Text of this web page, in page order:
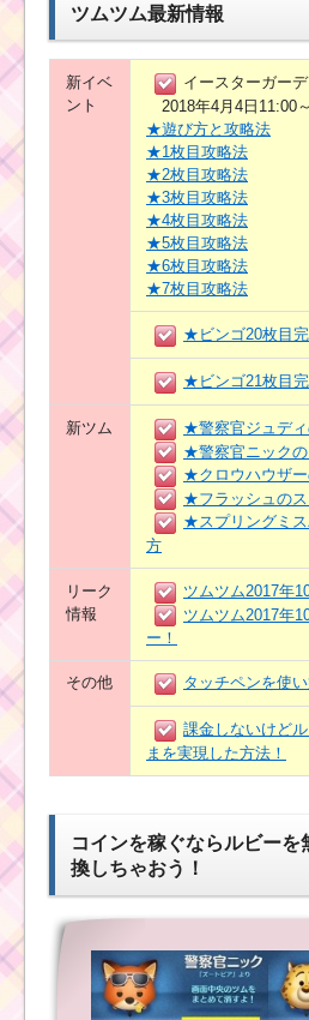
ツムツム最新情報
新イベ
ント
イースターガー
2018年4月4日11:00
★遊び方と攻略法
★1枚目攻略法
★2枚目攻略法
★3枚目攻略法
★4枚目攻略法
★5枚目攻略法
★6枚目攻略法
★7枚目攻略法
★ビンゴ20枚目
★ビンゴ21枚目
新ツム
★警察官ジュデ
★警察官ニック
★クロウハウザ
★フラッシュの
★スプリングミ
方
リーク
情報
ツムツム2017年
ツムツム2017年
ー！
その他 タッチペンを使
課金しないけど
まを実現した方法！
コインを稼ぐならルビーを
換しちゃおう！